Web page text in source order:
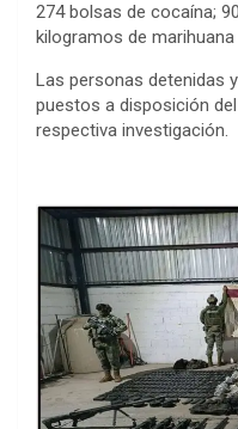
274 bolsas de cocaína;
kilogramos de
Las personas detenidas
puestos a disposición
respectiva investigación.